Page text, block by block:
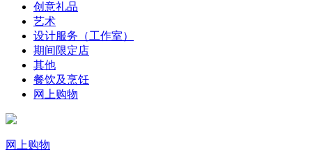
创意礼品
艺术
设计服务（工作室）
期间限定店
其他
餐饮及烹饪
网上购物
网上购物